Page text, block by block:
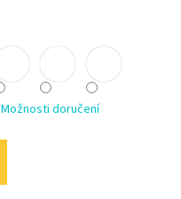
Možnosti doručení